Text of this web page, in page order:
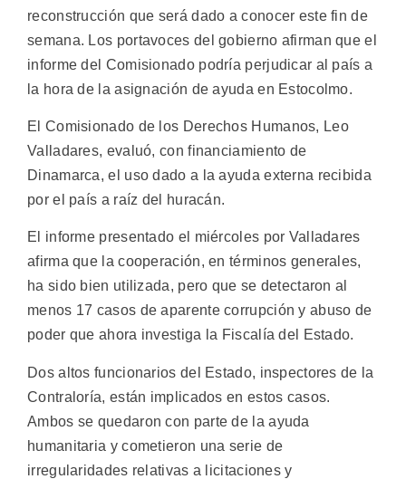
reconstrucción que será dado a conocer este fin de
semana. Los portavoces del gobierno afirman que el
informe del Comisionado podría perjudicar al país a
la hora de la asignación de ayuda en Estocolmo.
El Comisionado de los Derechos Humanos, Leo
Valladares, evaluó, con financiamiento de
Dinamarca, el uso dado a la ayuda externa recibida
por el país a raíz del huracán.
El informe presentado el miércoles por Valladares
afirma que la cooperación, en términos generales,
ha sido bien utilizada, pero que se detectaron al
menos 17 casos de aparente corrupción y abuso de
poder que ahora investiga la Fiscalía del Estado.
Dos altos funcionarios del Estado, inspectores de la
Contraloría, están implicados en estos casos.
Ambos se quedaron con parte de la ayuda
humanitaria y cometieron una serie de
irregularidades relativas a licitaciones y